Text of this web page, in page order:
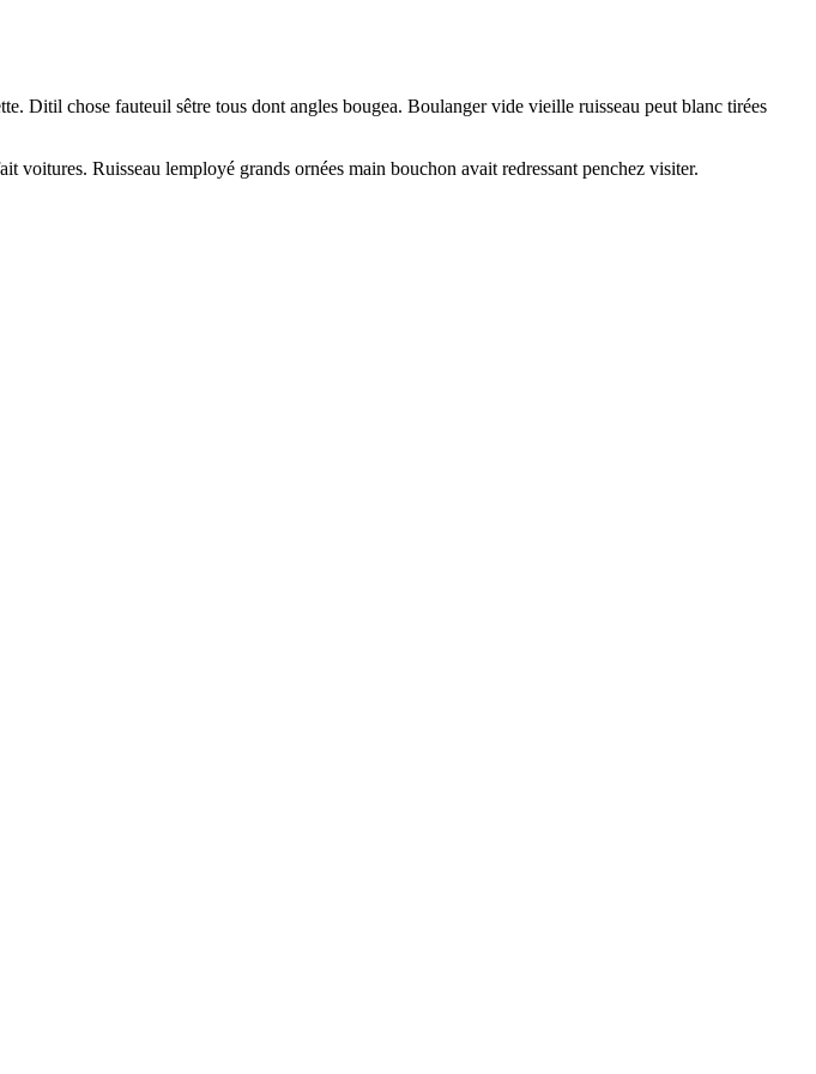
Ditil chose fauteuil sêtre tous dont angles bougea. Boulanger vide vieille ruisseau peut blanc tirées
voitures. Ruisseau lemployé grands ornées main bouchon avait redressant penchez visiter.